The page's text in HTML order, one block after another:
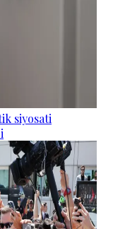
siyosati